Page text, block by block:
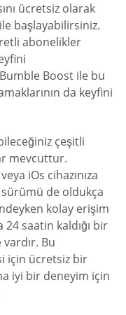
ücretsiz olarak
başlayabilirsiniz.
abonelikler
Boost ile bu
da keyfini
çeşitli
mevcuttur.
iOs cihazınıza
de oldukça
kolay erişim
24 saatin kaldığı bir
Bu
için ücretsiz bir
iyi bir deneyim için